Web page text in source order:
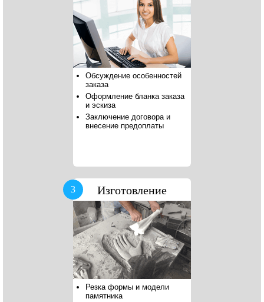
Обсуждение особенностей
заказа
Оформление бланка заказа
и эскиза
Заключение договора и
внесение предоплаты
3 Изготовление
Резка формы и модели
памятника